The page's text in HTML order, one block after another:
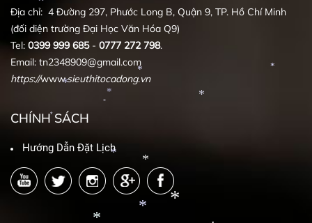
*
*
*
*
Địa chỉ: 4 Đường 297, Phước Long B, Quận 9, TP. Hồ Chí Minh
(đối diện trường Đại Học Văn Hóa Q9)
Tel: 0399 999 685- 0777 272 798.
Email: tn2348909@gmail.com
https://www.sieuthitocadong.vn
CHÍNH SÁCH
Hướng Dẫn Đặt Lịch